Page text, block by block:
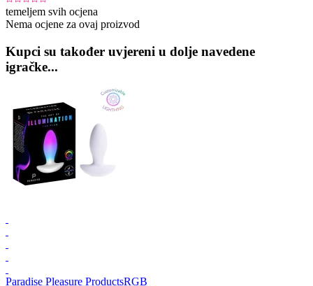
temeljem svih ocjena
Nema ocjene za ovaj proizvod
Kupci su također uvjereni u dolje navedene
igračke...
Paradise Pleasure ProductsRGB